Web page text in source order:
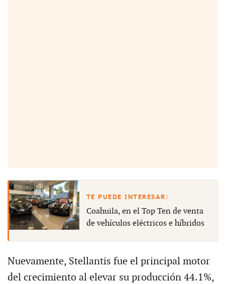
Coahuila, en el Top Ten de venta
de vehículos eléctricos e híbridos
Nuevamente, Stellantis fue el principal motor
del crecimiento al elevar su producción 44.1%,